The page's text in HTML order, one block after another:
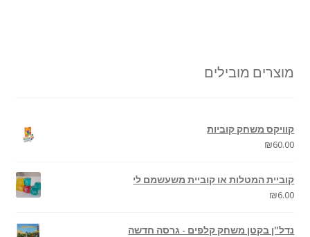
מוצרים מובילים
קוויקס משחק קוביות
₪60.00
קוביית המטלות או קוביית משעשמם לי
₪6.00
נדל"ן בקטן משחק קלפים - גרסה חדשה